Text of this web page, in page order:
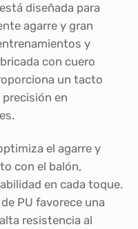
diseñada para
agarre y gran
y
con cuero
un tacto
en
el agarre y
con el balón,
en cada toque.
PU favorece una
resistencia al